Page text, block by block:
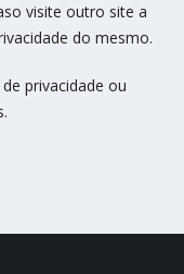
visite outro site a
do mesmo.
privacidade ou